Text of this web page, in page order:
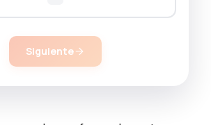
Siguiente